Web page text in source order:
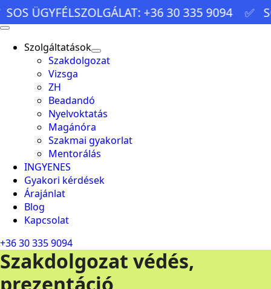
ÜGYFÉLSZOLGÁLAT: +36 30 335 9094 ✅
Szolgáltatások
Szakdolgozat
Vizsga
ZH
Beadandó
Nyelvoktatás
Magánóra
Szakmai gyakorlat
Mentorálás
INGYENES
Gyakori kérdések
Árajánlat
Blog
Kapcsolat
+36 30 335 9094
Szakdolgozat védés,
prezentáció